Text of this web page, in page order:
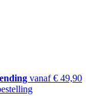
vanaf € 49,90